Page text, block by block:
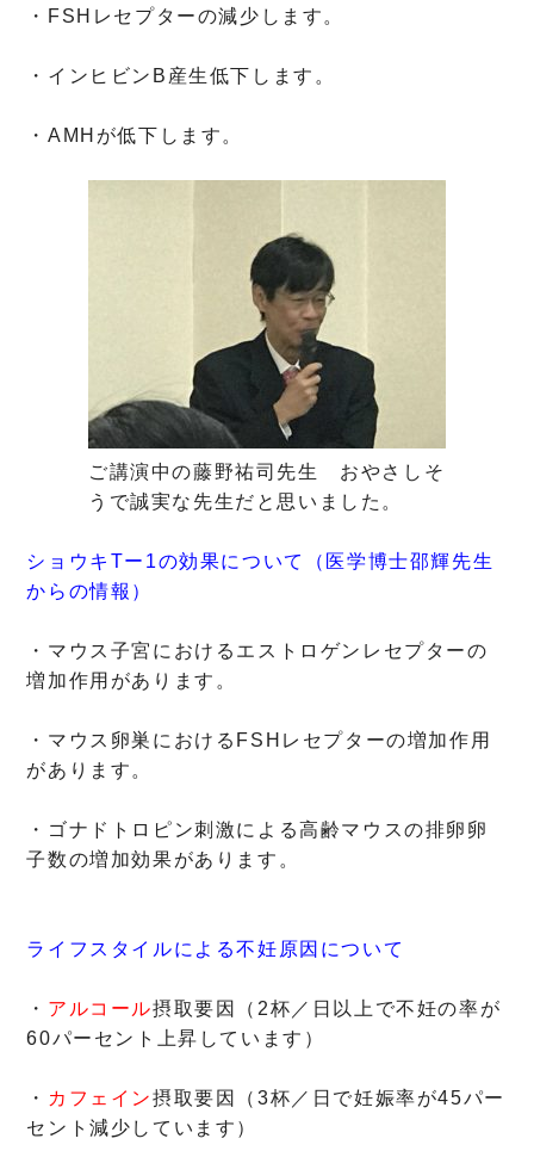
・FSHレセプターの減少します。
・インヒビンB産生低下します。
・AMHが低下します。
ご講演中の藤野祐司先生 おやさしそ
うで誠実な先生だと思いました。
ショウキTー1の効果について（医学博士邵輝先生
からの情報）
・マウス子宮におけるエストロゲンレセプターの
増加作用があります。
・マウス卵巣におけるFSHレセプターの増加作用
があります。
・ゴナドトロピン刺激による高齢マウスの排卵卵
子数の増加効果があります。
ライフスタイルによる不妊原因について
・ アルコール摂取要因（2杯／日以上で不妊の率が
60パーセント上昇しています）
・ カフェイン摂取要因（3杯／日で妊娠率が45パー
セント減少しています）